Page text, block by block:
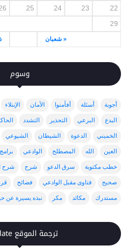
« شعبان
22
23
24
25
29
وسوم
أجوبة أسئلة أفأمنوا الأمان الإبتلاء
البدع البرعي التحذير التشدد
الخميني الدعوة الشيطان الشيوعي
العين الله المصطلح الوادعي
خطب مكتوبة سرق الدعو شرح شرح
صحيح فتاوى مقبل الوادعي فضائح
مستدرك مكائد مكر نبذه يسيرة عن
ترجمة الموقع Translate